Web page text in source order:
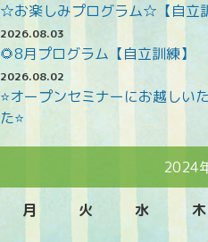
☆お楽しみプログラム☆【自立
2026.08.03
🌻8月プログラム【自立訓練】
2026.08.02
⭐オープンセミナーにお越しい
た⭐
2024
月 火 水 木